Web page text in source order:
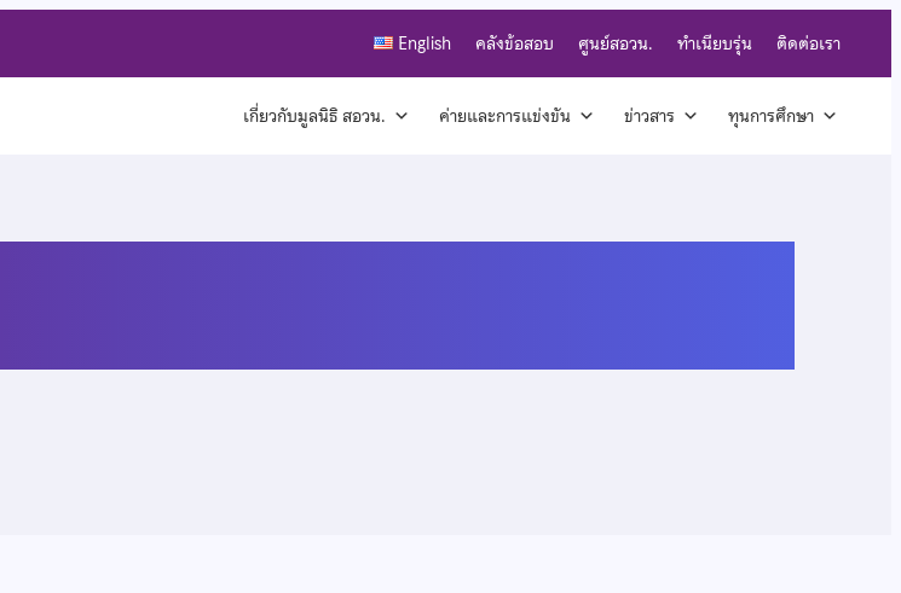
English คลังข้อสอบ ศูนย์สอวน. ทำเนียบรุ่น ติดต่อเรา
เกี่ยวกับมูลนิธิ สอวน. ค่ายและการแข่งขัน ข่าวสาร ทุนการศึกษา